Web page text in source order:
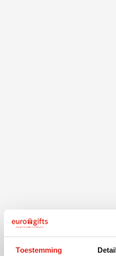
Toestemming
Beschrijving
shirt. Een leuk weggevertje